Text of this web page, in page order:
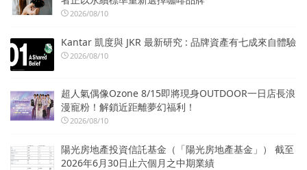
2026/08/10
Kantar 凱度與 JKR 最新研究 : 品牌資產有七成來自體驗
2026/08/10
超人氣偶像Ozone 8/15即將現身OUTDOOR一日店長浪
漫寵粉！解鎖近距離夢幻福利！
2026/08/10
陽光房地產投資信託基金（「陽光房地產基金」） 截至
2026年6月30日止六個月之中期業績